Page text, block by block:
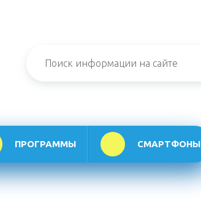
ПРОГРАММЫ СМАРТФОНЫ